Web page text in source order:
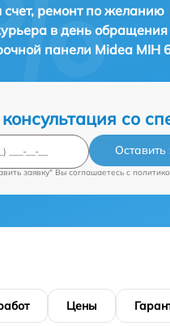
ремонт по желанию
в день обращения
панели Midea MIH
со
Оставить
заявку" Вы соглашаетесь c
Цены